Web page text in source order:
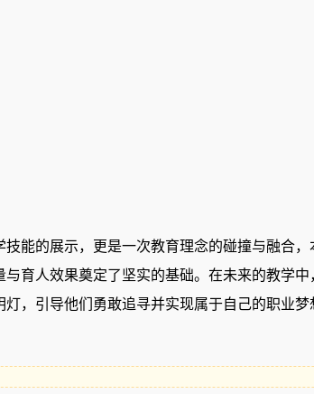
的展示，更是一次教育理念的碰撞与融合，
育人效果奠定了坚实的基础。 在未来的教学中
，引导他们勇敢追寻并实现属于自己的职业梦